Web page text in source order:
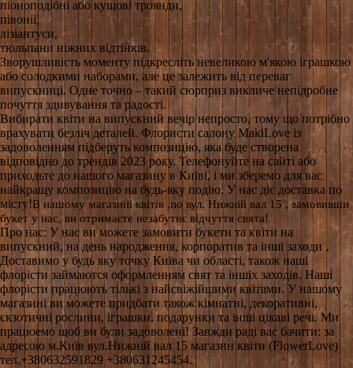
піоноподібні або кущові троянди,
півонії,
лізіантуси,
тюльпани ніжних відтінків.
Зворушливість моменту підкресліть невеликою м'якою іграшкою
або солодкими наборами, але це залежить від переваг
випускниці. Одне точно – такий сюрприз викличе непідробне
почуття здивування та радості.
Вибирати квіти на випускний вечір непросто, тому що потрібно
врахувати безліч деталей. Флористи салону MakiLove із
задоволенням підберуть композицію, яка буде створена
відповідно до трендів 2023 року. Телефонуйте на сайті або
приходьте до нашого магазину в Київі, і ми зберемо для вас
найкращу композицію на будь-яку подію. У нас діє доставка по
місту!В нашому магазині квітів ,по вул. Нижній вал 15 , замовивши
букет у нас, ви отримаєте незабутнє відчуття свята!
Про нас: У нас ви можете замовити букети та квіти на
випускний, на день народження, корпоратив та інші заходи ,
Доставимо у будь яку точку Київа чи області, також наші
флорісти займаются оформленням свят та іншіх заходів. Наші
флорісти працюють тількі з найсвіжійшими квітами. У нашому
магазині ви можете придбати також кімнатні, декоративні,
єкзотичні рослини, іграшки, подарунки та інші цікаві речі. Ми
працюемо щоб ви були задоволені! Завжди раді вас бачити: за
адресою м.Київ вул.Нижній вал 15 магазин квіти (FlowerLove)
тел.+380632591829 +380631245454.